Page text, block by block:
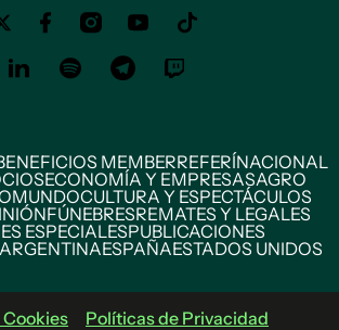
MEMBERREFERÍNACIONAL
ECONOMÍA Y EMPRESASAGRO
MUNDOCULTURA Y ESPECTÁCULOS
FÚNEBRESREMATES Y LEGALES
ESPECIALESPUBLICACIONES
ARGENTINAESPAÑAESTADOS UNIDOS
Políticas de Privacidad